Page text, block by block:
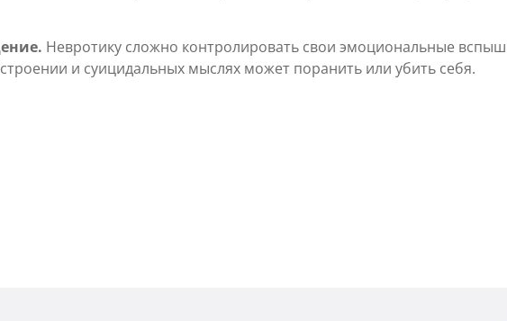
Невротику сложно контролировать свои эмоциональные
и суицидальных мыслях может поранить или убить себя.